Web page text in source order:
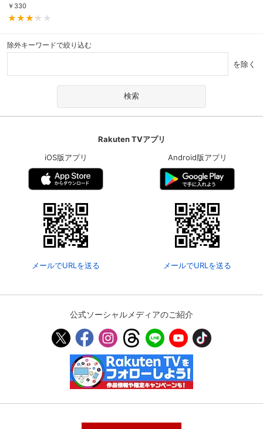
￥ 330
除外キーワードで絞り込む
を除く
Rakuten TVアプリ
iOS版アプリ
メールでURLを送る
Android版アプリ
メールでURLを送る
公式ソーシャルメディアのご紹介